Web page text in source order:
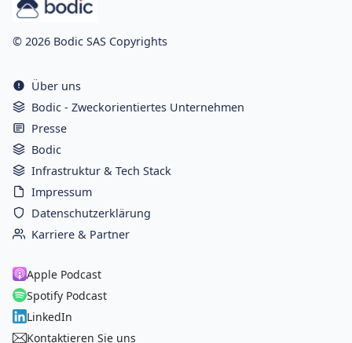
© 2026 Bodic SAS Copyrights
Über uns
Bodic - Zweckorientiertes Unternehmen
Presse
Bodic
Infrastruktur & Tech Stack
Impressum
Datenschutzerklärung
Karriere & Partner
Apple Podcast
Spotify Podcast
LinkedIn
Kontaktieren Sie uns